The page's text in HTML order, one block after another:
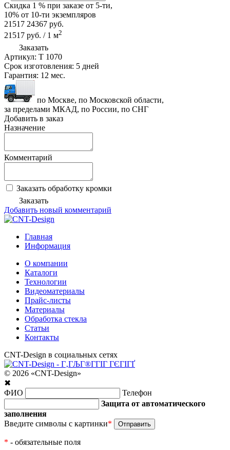
Скидка 1 % при заказе от 5-ти,
10% от 10-ти экземпляров
21517 24367 руб.
21517 руб. / 1 м2
Заказать
Артикул: T 1070
Срок изготовления: 5 дней
Гарантия: 12 мес.
по Москве, по Московской области,
за пределами МКАД, по России, по СНГ
Добавить в заказ
Назначение
Комментарий
Заказать обработку кромки
Заказать
Добавить новый комментарий
Главная
Информация
О компании
Каталоги
Технологии
Видеоматериалы
Прайс-листы
Материалы
Обработка стекла
Статьи
Контакты
CNT-Design в социальных сетях
© 2026 «CNT-Design»
✖
ФИО
Телефон
Защита от автоматического
заполнения
Введите символы с картинки*
* - обязательные поля